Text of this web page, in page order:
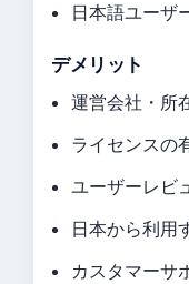
日本語ユーザ
デメリット
運営会社・所
ライセンスの
ユーザーレビ
日本から利用
カスタマーサ